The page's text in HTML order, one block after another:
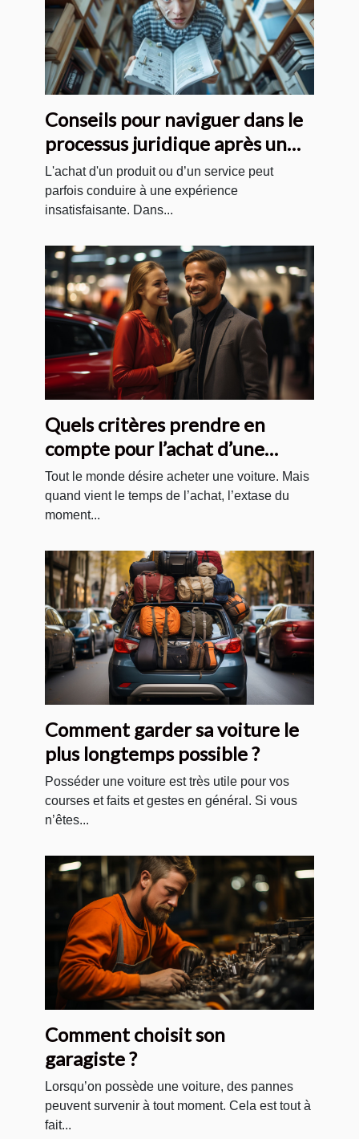
Conseils pour naviguer dans le
processus juridique après un
achat insatisfaisant
L'achat d'un produit ou d’un service peut
parfois conduire à une expérience
insatisfaisante. Dans...
Quels critères prendre en
compte pour l’achat d’une
voiture ?
Tout le monde désire acheter une voiture. Mais
quand vient le temps de l’achat, l’extase du
moment...
Comment garder sa voiture le
plus longtemps possible ?
Posséder une voiture est très utile pour vos
courses et faits et gestes en général. Si vous
n’êtes...
Comment choisit son
garagiste ?
Lorsqu’on possède une voiture, des pannes
peuvent survenir à tout moment. Cela est tout à
fait...